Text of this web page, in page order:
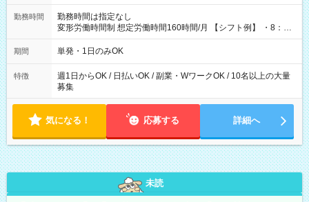
勤務時間
勤務時間は指定なし
変形労働時間制 想定労働時間160時間/月 【シフト例】 ・8：00
～21：00
期間 単発・1日のみOK
特徴
週1日からOK / 日払いOK / 副業・WワークOK / 10名以上の大量
募集
気になる！ 応募する 詳細へ
未読